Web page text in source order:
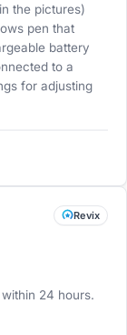
the pictures)
pen that
battery
to a
for adjusting
Revix
24 hours.